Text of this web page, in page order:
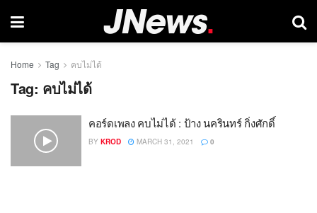
Home Tag คบไม่ได้
Tag: คบไม่ได้
คอร์ดเพลง คบไม่ได้ : ป้าง นครินทร์ กิ่งศักดิ์
BY KROD MARCH 31, 2021 0